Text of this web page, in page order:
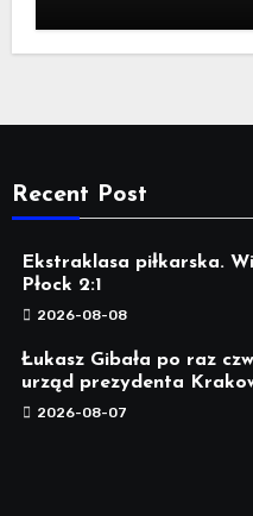
Recent Post
Ekstraklasa piłkarska.
Płock 2:1
2026-08-08
Łukasz Gibała po raz
urząd prezydenta
2026-08-07